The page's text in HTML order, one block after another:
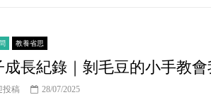
教養省思
成長紀錄｜剝毛豆的小手教
投稿 28/07/2025